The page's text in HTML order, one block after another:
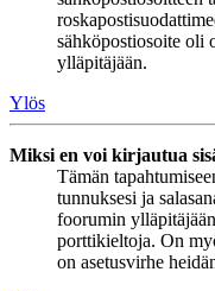
sähköpostiosoite oli
ylläpitäjään.
Ylös
Miksi en voi kirjautua
Tämän
tunnuksesi ja
foorumin
porttikieltoja. On
on asetusvirhe